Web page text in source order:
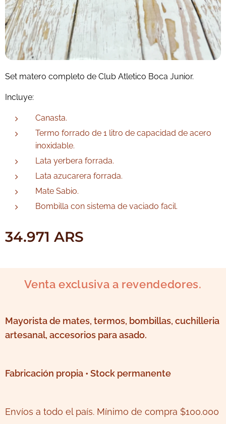
Set matero completo de Club Atletico Boca Junior.
Incluye:
Canasta.
Termo forrado de 1 litro de capacidad de acero
inoxidable.
Lata yerbera forrada.
Lata azucarera forrada.
Mate Sabio.
Bombilla con sistema de vaciado facil.
34.971 ARS
Venta exclusiva a revendedores.
Mayorista de mates, termos, bombillas, cuchilleria
artesanal, accesorios para asado.
Fabricación propia • Stock permanente
Envíos a todo el país. Mínimo de compra $100.000